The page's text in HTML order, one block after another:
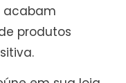
acabam
produtos